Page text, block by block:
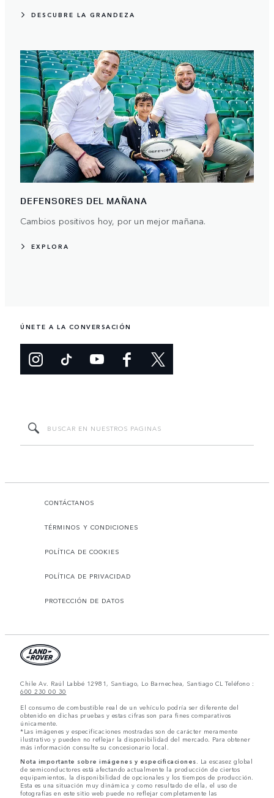
DESCUBRE LA GRANDEZA
DEFENSORES DEL MAÑANA
Cambios positivos hoy, por un mejor mañana.
EXPLORA
ÚNETE A LA CONVERSACIÓN
CONTÁCTANOS
TÉRMINOS Y CONDICIONES
POLÍTICA DE COOKIES
POLÍTICA DE PRIVACIDAD
PROTECCIÓN DE DATOS
Chile Av. Raúl Labbé 12981, Santiago, Lo Barnechea, Santiago CL Teléfono :
600 230 00 30
El consumo de combustible real de un vehículo podría ser diferente del
obtenido en dichas pruebas y estas cifras son para fines comparativos
únicamente.
*Las imágenes y especificaciones mostradas son de carácter meramente
ilustrativo y pueden no reflejar la disponibilidad del mercado. Para obtener
más información consulte su concesionario local.
Nota importante sobre imágenes y especificaciones. La escasez global
de semiconductores está afectando actualmente la producción de ciertos
equipamientos, la disponibilidad de opcionales y los tiempos de producción.
Esta es una situación muy dinámica y como resultado de ella, el uso de
fotografías en este sitio web puede no reflejar completamente las